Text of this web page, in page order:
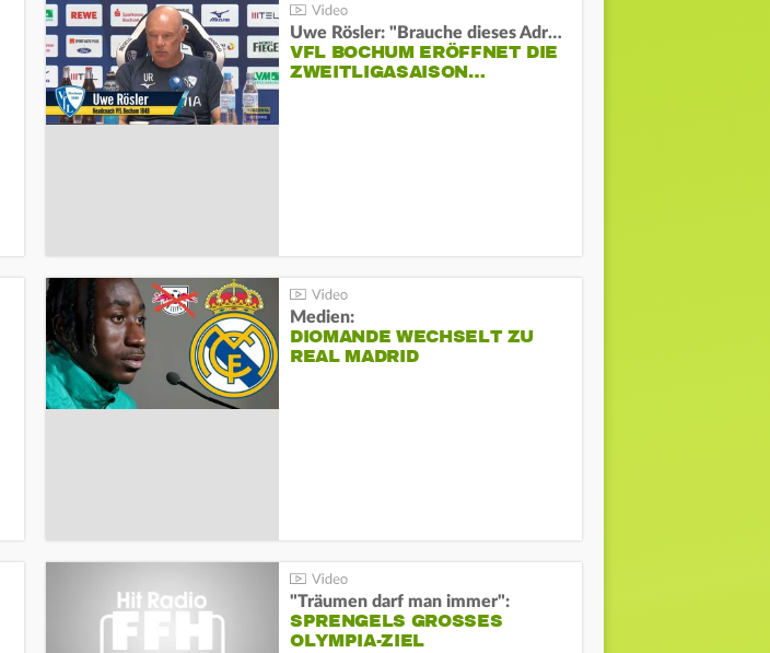
Uwe Rösler: "Brauche dieses Adrenalin"
VFL BOCHUM ERÖFFNET DIE
ZWEITLIGASAISON…
Medien:
DIOMANDE WECHSELT ZU
REAL MADRID
"Träumen darf man immer":
SPRENGELS GROSSES O
LYMPIA-ZIEL